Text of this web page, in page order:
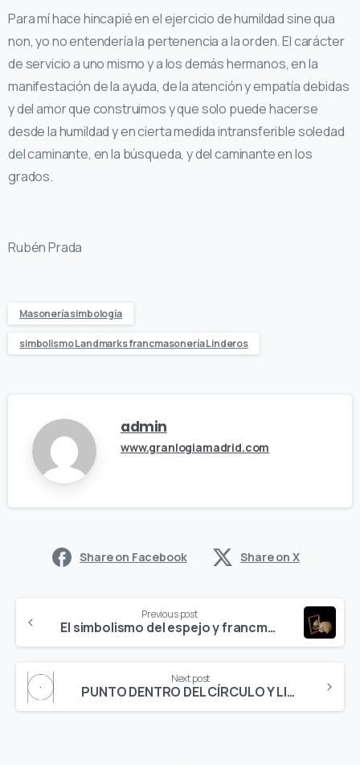
Para mí hace hincapié en el ejercicio de humildad sine qua
non, yo no entendería la pertenencia a la orden. El carácter
de servicio a uno mismo y a los demás hermanos, en la
manifestación de la ayuda, de la atención y empatía debidas
y del amor que construimos y que solo puede hacerse
desde la humildad y en cierta medida intransferible soledad
del caminante, en la búsqueda, y del caminante en los
grados.
Rubén Prada
Masonería simbología
simbolismo Landmarks francmasonería Linderos
admin
www.granlogiamadrid.com
Share on Facebook Share on X
Reading
Previous post
El simbolismo del espejo y francmasonería
Next post
PUNTO DENTRO DEL CÍRCULO Y LINEAS PARALELAS – Parte 1